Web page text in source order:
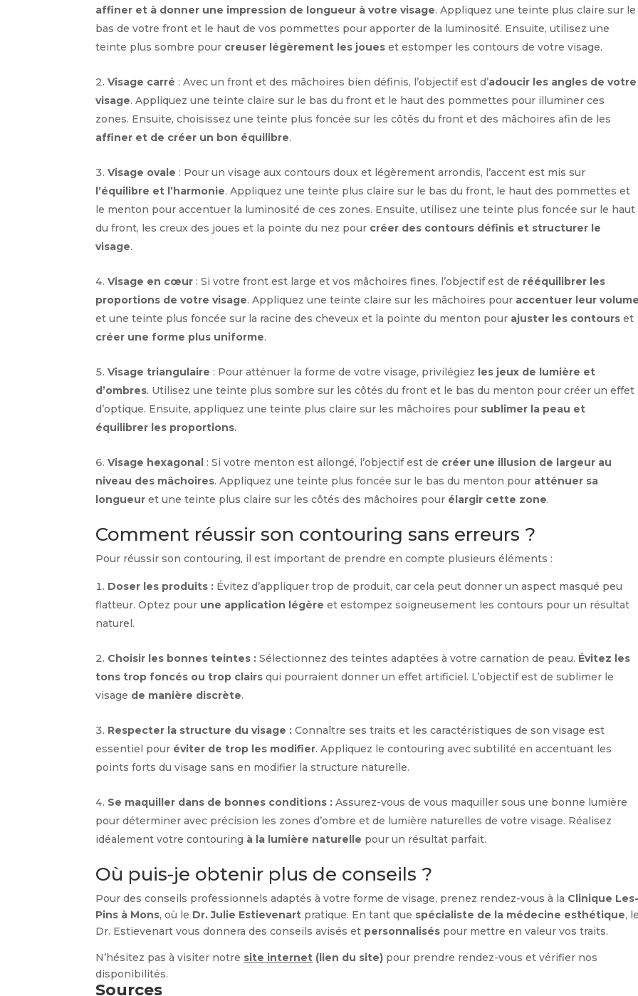
affiner et à donner une impression de longueur à votre visage. Appliquez une teinte plus claire sur le
bas de votre front et le haut de vos pommettes pour apporter de la luminosité. Ensuite, utilisez une
teinte plus sombre pour creuser légèrement les joues et estomper les contours de votre visage.
Visage carré : Avec un front et des mâchoires bien définis, l’objectif est d’adoucir les angles de votre
visage. Appliquez une teinte claire sur le bas du front et le haut des pommettes pour illuminer ces
zones. Ensuite, choisissez une teinte plus foncée sur les côtés du front et des mâchoires afin de les
affiner et de créer un bon équilibre.
Visage ovale : Pour un visage aux contours doux et légèrement arrondis, l’accent est mis sur
l’équilibre et l’harmonie. Appliquez une teinte plus claire sur le bas du front, le haut des pommettes et
le menton pour accentuer la luminosité de ces zones. Ensuite, utilisez une teinte plus foncée sur le haut
du front, les creux des joues et la pointe du nez pour créer des contours définis et structurer le
visage.
Visage en cœur : Si votre front est large et vos mâchoires fines, l’objectif est de rééquilibrer les
proportions de votre visage. Appliquez une teinte claire sur les mâchoires pour accentuer leur
et une teinte plus foncée sur la racine des cheveux et la pointe du menton pour ajuster les contours et
créer une forme plus uniforme.
Visage triangulaire : Pour atténuer la forme de votre visage, privilégiez les jeux de lumière et
d’ombres. Utilisez une teinte plus sombre sur les côtés du front et le bas du menton pour créer un effet
d’optique. Ensuite, appliquez une teinte plus claire sur les mâchoires pour sublimer la peau et
équilibrer les proportions.
Visage hexagonal : Si votre menton est allongé, l’objectif est de créer une illusion de largeur au
niveau des mâchoires. Appliquez une teinte plus foncée sur le bas du menton pour atténuer sa
longueur et une teinte plus claire sur les côtés des mâchoires pour élargir cette zone.
Comment réussir son contouring sans erreurs ?
Pour réussir son contouring, il est important de prendre en compte plusieurs éléments :
Doser les produits : Évitez d’appliquer trop de produit, car cela peut donner un aspect masqué peu
flatteur. Optez pour une application légère et estompez soigneusement les contours pour un résultat
naturel.
Choisir les bonnes teintes : Sélectionnez des teintes adaptées à votre carnation de peau. Évitez les
tons trop foncés ou trop clairs qui pourraient donner un effet artificiel. L’objectif est de sublimer le
visage de manière discrète.
Respecter la structure du visage : Connaître ses traits et les caractéristiques de son visage est
essentiel pour éviter de trop les modifier. Appliquez le contouring avec subtilité en accentuant les
points forts du visage sans en modifier la structure naturelle.
Se maquiller dans de bonnes conditions : Assurez-vous de vous maquiller sous une bonne lumière
pour déterminer avec précision les zones d’ombre et de lumière naturelles de votre visage. Réalisez
idéalement votre contouring à la lumière naturelle pour un résultat parfait.
Où puis-je obtenir plus de conseils ?
Pour des conseils professionnels adaptés à votre forme de visage, prenez rendez-vous à la Clinique
Pins à Mons, où le Dr. Julie Estievenart pratique. En tant que spécialiste de la médecine esthétique,
Dr. Estievenart vous donnera des conseils avisés et personnalisés pour mettre en valeur vos traits.
N’hésitez pas à visiter notre site internet (lien du site) pour prendre rendez-vous et vérifier nos
disponibilités.
Sources